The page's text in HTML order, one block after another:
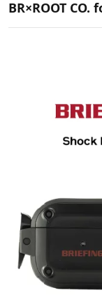
BR×ROOT CO.